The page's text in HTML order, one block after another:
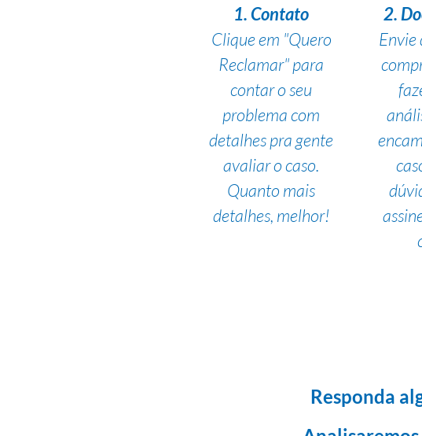
1. Contato
Clique em "Quero
Reclamar" para
contar o seu
problema com
detalhes pra gente
avaliar o caso.
Quanto mais
detalhes, melhor!
2.
Envie
Responda